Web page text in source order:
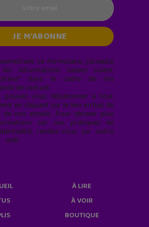
ce formulaire, j’accepte
informations saisies soient
dans le cadre de ma
de contact.
pouvez vous désabonner à tout
en cliquant sur le lien en bas de
de nos emails. Pour obtenir plus
sur nos pratiques de
rendez-vous sur notre
web
À LIRE
À VOIR
BOUTIQUE